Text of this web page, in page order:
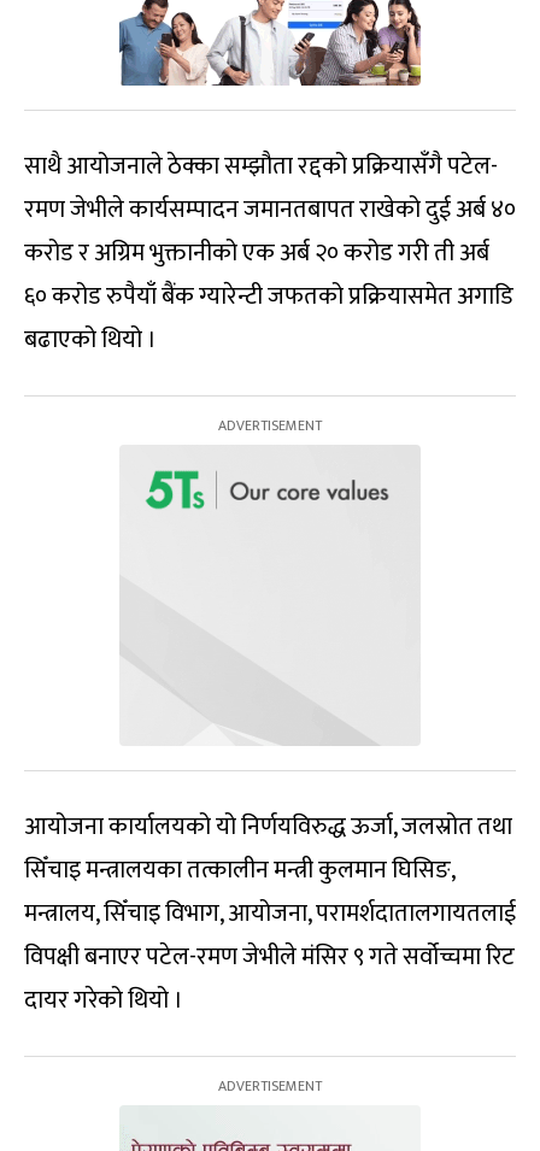
साथै आयोजनाले ठेक्का सम्झौता रद्दको प्रक्रियासँगै पटेल-
रमण जेभीले कार्यसम्पादन जमानतबापत राखेको दुई अर्ब ४०
करोड र अग्रिम भुक्तानीको एक अर्ब २० करोड गरी ती अर्ब
६० करोड रुपैयाँ बैंक ग्यारेन्टी जफतको प्रक्रियासमेत अगाडि
बढाएको थियो ।
आयोजना कार्यालयको यो निर्णयविरुद्ध ऊर्जा, जलस्रोत तथा
सिँचाइ मन्त्रालयका तत्कालीन मन्त्री कुलमान घिसिङ,
मन्त्रालय, सिँचाइ विभाग, आयोजना, परामर्शदातालगायतलाई
विपक्षी बनाएर पटेल-रमण जेभीले मंसिर ९ गते सर्वोच्चमा रिट
दायर गरेको थियो ।